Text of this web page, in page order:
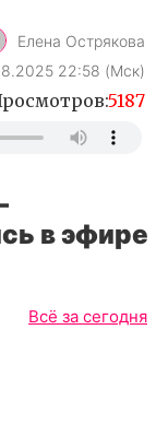
Елена Острякова
22:58 (Мск)
5187
в эфире
Всё за сегодня